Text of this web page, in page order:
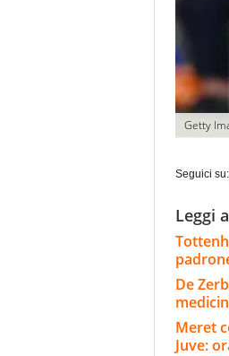
Getty
Seguici su:
Leggi
De
Meret
Juve: